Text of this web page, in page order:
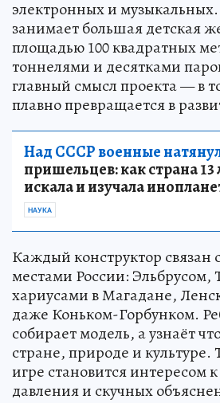
электронных и
занимает большая детская
площадью 100 квадратных
тоннелями и десятками
главный смысл проекта — в
плавно превращается в
Над СССР военные
пришельцев: как страна 13
искала и изучала
НАУКА
Каждый конструктор связан
местами России:
хариусами в Магадане,
даже Коньком-Горбунком.
собирает модель, а узнаёт
стране, природе и культуре.
игре становится интересом
давления и скучных